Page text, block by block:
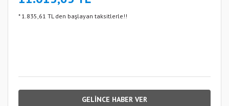
* 1.835,61 TL den başlayan taksitlerle!!
GELİNCE HABER VER